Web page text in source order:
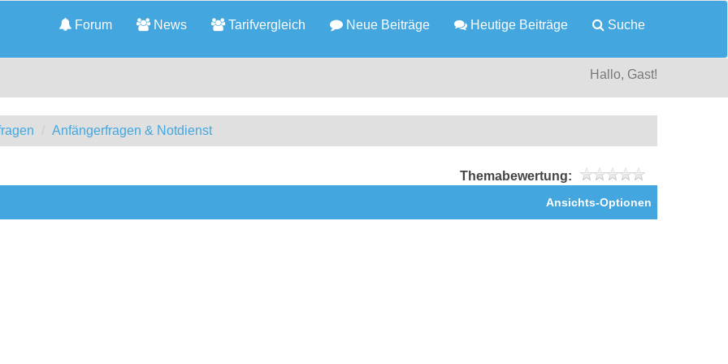
Forum News Tarifvergleich Neue Beiträge Heutige Beiträge Suche
Hallo, Gast!
Anfängerfragen & Notdienst
Themabewertung:
Ansichts-Optionen